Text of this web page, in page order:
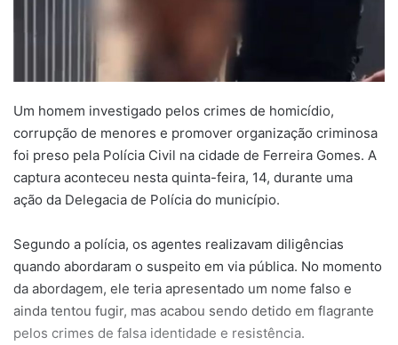
Um homem investigado pelos crimes de homicídio,
corrupção de menores e promover organização criminosa
foi preso pela Polícia Civil na cidade de Ferreira Gomes. A
captura aconteceu nesta quinta-feira, 14, durante uma
ação da Delegacia de Polícia do município.
Segundo a polícia, os agentes realizavam diligências
quando abordaram o suspeito em via pública. No momento
da abordagem, ele teria apresentado um nome falso e
ainda tentou fugir, mas acabou sendo detido em flagrante
pelos crimes de falsa identidade e resistência.